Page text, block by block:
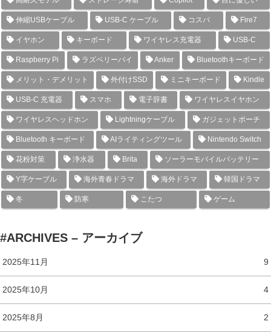
伸縮USBケーブル USB-C ケーブル コスパ Fire7
イヤホン キーボード ワイヤレス充電器 USB-C
Raspberry Pi ラズベリーパイ Anker Bluetoothキーボード
メリット・デメリット 外付けSSD ミニキーボード Kindle
USB-C 充電器 スマホ 電子辞書 ワイヤレスイヤホン
ワイヤレスヘッドホン Lightningケーブル ガジェットポーチ
Bluetooth キーボード AIライティングツール Nintendo Switch
花粉対策 浄水器 Brita ソーラーモバイルバッテリー
Y字ケーブル 海外青春ドラマ 海外ドラマ 韓国ドラマ
冬 防寒 こたつ ゲーム
#ARCHIVES – アーカイブ
2025年11月 9
2025年10月 4
2025年8月 2